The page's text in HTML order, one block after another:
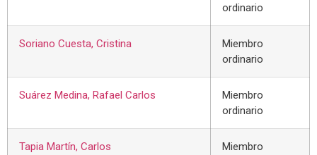
ordinario
Soriano Cuesta, Cristina
Miembro
ordinario
Suárez Medina, Rafael Carlos
Miembro
ordinario
Tapia Martín, Carlos
Miembro